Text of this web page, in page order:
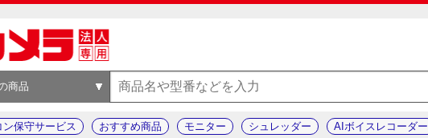
商品
ン保守サービス おすすめ商品 モニター シュレッダー AIボイスレコーダー